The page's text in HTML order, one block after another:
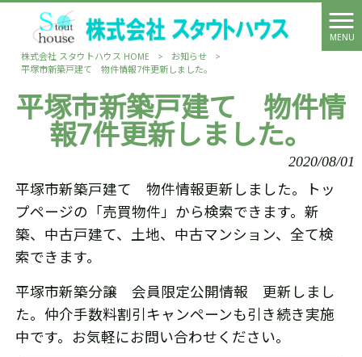
MENU
株式会社 スタウトハウス HOME
> お知らせ
>
平塚市新築戸建て 物件情報7件更新しました。
平塚市新築戸建て 物件情
報7件更新しました。
2020/08/01
平塚市新築戸建て 物件情報更新しました。トッ
プページの「売買物件」から検索できます。新
築、中古戸建て、土地、中古マンション、全て検
索できます。
平塚市新築分譲 会員限定公開情報 更新しまし
た。仲介手数料割引キャンペーンも引き続き実施
中です。お気軽にお問い合わせください。